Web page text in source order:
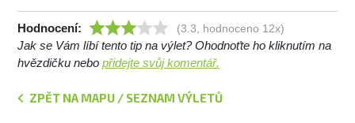
Hodnocení: (3.3, hodnoceno 12x)
Jak se Vám líbí tento tip na výlet? Ohodnoťte ho kliknutím na
hvězdičku nebopřidejte svůj komentář.
ZPĚT NA MAPU / SEZNAM VÝLETŮ